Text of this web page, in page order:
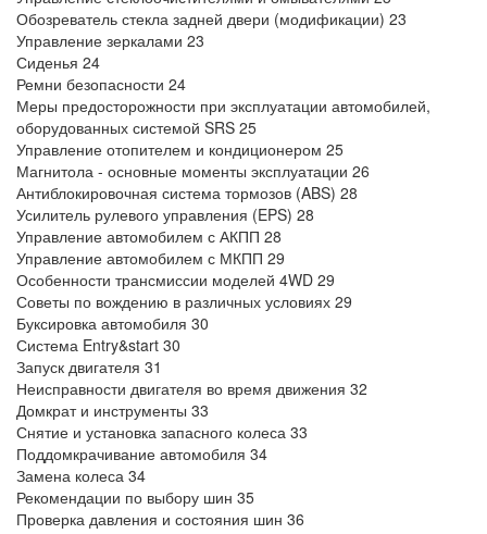
Обозреватель стекла задней двери (модификации) 23
Управление зеркалами 23
Сиденья 24
Ремни безопасности 24
Меры предосторожности при эксплуатации автомобилей,
оборудованных системой SRS 25
Управление отопителем и кондиционером 25
Магнитола - основные моменты эксплуатации 26
Антиблокировочная система тормозов (ABS) 28
Усилитель рулевого управления (EPS) 28
Управление автомобилем с АКПП 28
Управление автомобилем с МКПП 29
Особенности трансмиссии моделей 4WD 29
Советы по вождению в различных условиях 29
Буксировка автомобиля 30
Система Entry&start 30
Запуск двигателя 31
Неисправности двигателя во время движения 32
Домкрат и инструменты 33
Снятие и установка запасного колеса 33
Поддомкрачивание автомобиля 34
Замена колеса 34
Рекомендации по выбору шин 35
Проверка давления и состояния шин 36